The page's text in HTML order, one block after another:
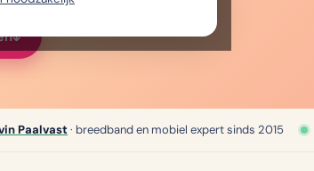
↓︎
Paalvast · breedband en mobiel expert sinds 2015